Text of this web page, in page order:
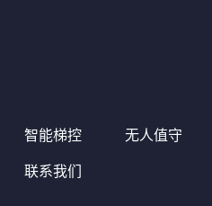
智能梯控 无人值守
联系我们